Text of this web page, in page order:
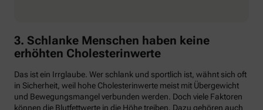
3. Schlanke Menschen haben keine
erhöhten Cholesterinwerte
Das ist ein Irrglaube. Wer schlank und sportlich ist, wähnt sich oft
in Sicherheit, weil hohe Cholesterinwerte meist mit Übergewicht
und Bewegungsmangel verbunden werden. Doch viele Faktoren
können die Blutfettwerte in die Höhe treiben. Dazu gehören auch